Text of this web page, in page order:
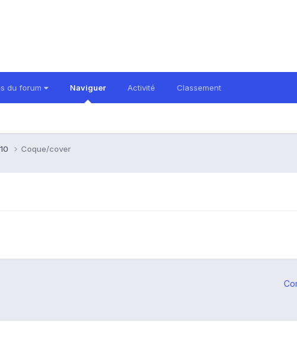
du forum Naviguer Activité Classement
Coque/cover